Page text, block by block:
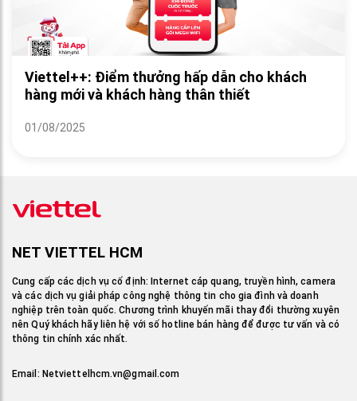
Viettel++: Điểm thưởng hấp dẫn cho khách
hàng mới và khách hàng thân thiết
01/08/2025
NET VIETTEL HCM
Cung cấp các dịch vụ cố định: Internet cáp quang, truyền hình, camera
và các dịch vụ giải pháp công nghệ thông tin cho gia đình và doanh
nghiệp trên toàn quốc. Chương trình khuyến mãi thay đổi thường xuyên
nên Quý khách hãy liên hệ với số hotline bán hàng để được tư vấn và có
thông tin chính xác nhất.
Email: Netviettelhcm.vn@gmail.com